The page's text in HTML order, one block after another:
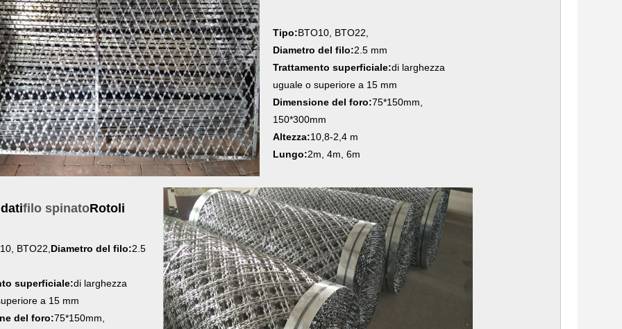
Tipo:BTO10, BTO22,
Diametro del filo:2.5 mm
Trattamento superficiale:di larghezza
uguale o superiore a 15 mm
Dimensione del foro:75*150mm,
150*300mm
Altezza:10,8-2,4 m
Lungo:2m, 4m, 6m
filo spinatoRotoli
BTO22, Diametro del filo:2.5
superficiale:di larghezza
a 15 mm
del foro:75*150mm,